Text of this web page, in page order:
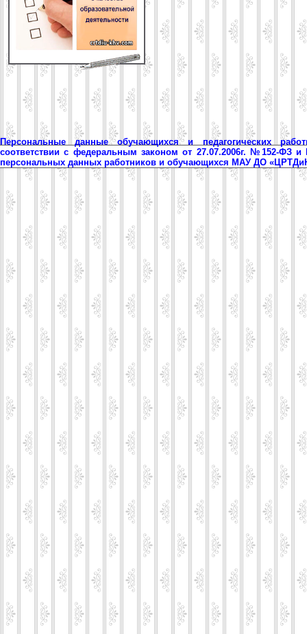
Персональные данные обучающихся и педагогических
соответствии с федеральным законом от 27.07.2006г. №152-ФЗ
персональных данных работников и обучающихся МАУ ДО